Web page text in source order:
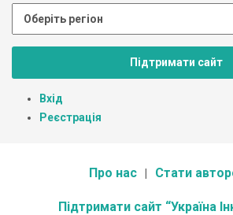
Підтримати сайт
Вхід
Реєстрація
Про нас Стати
Підтримати сайт “Україна